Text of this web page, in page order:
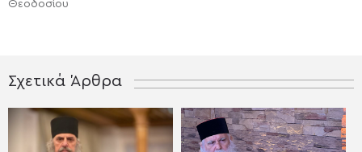
Θεοδοσίου
Σχετικά Άρθρα